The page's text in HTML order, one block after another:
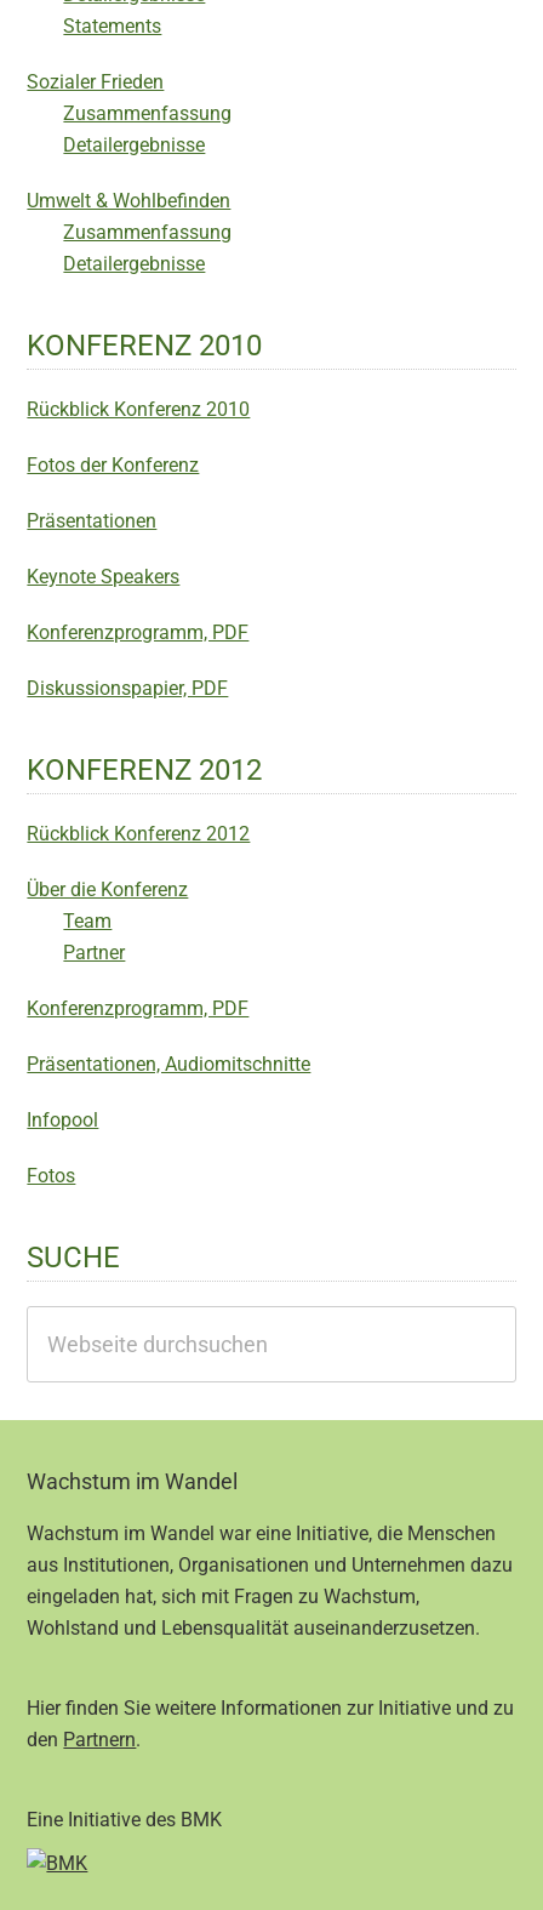
Statements
Sozialer Frieden
Zusammenfassung
Detailergebnisse
Umwelt & Wohlbefinden
Zusammenfassung
Detailergebnisse
KONFERENZ 2010
Rückblick Konferenz 2010
Fotos der Konferenz
Präsentationen
Keynote Speakers
Konferenzprogramm, PDF
Diskussionspapier, PDF
KONFERENZ 2012
Rückblick Konferenz 2012
Über die Konferenz
Team
Partner
Konferenzprogramm, PDF
Präsentationen, Audiomitschnitte
Infopool
Fotos
SUCHE
durchsuchen
Footer
Wachstum im Wandel
Wachstum im Wandel war eine Initiative, die Menschen
aus Institutionen, Organisationen und Unternehmen dazu
eingeladen hat, sich mit Fragen zu Wachstum,
Wohlstand und Lebensqualität auseinanderzusetzen.
Hier finden Sie weitere Informationen zur Initiative und zu
den Partnern.
Eine Initiative des BMK